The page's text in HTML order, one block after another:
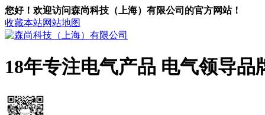
您好！欢迎访问森尚科技（上海）有限公司的官方网站！
收藏本站网站地图
18年专注电气产品 电气领导品